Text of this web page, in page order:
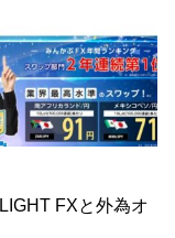
FXと外為オ